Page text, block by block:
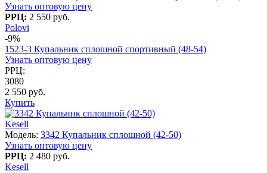
Узнать оптовую цену
РРЦ: 2 550 руб.
Polovi
-9%
1523-3 Купальник сплошной спортивный (48-54)
Узнать оптовую цену
РРЦ:
3080
2 550 руб.
Купить
Kesell
Модель: 3342 Купальник сплошной (42-50)
Узнать оптовую цену
РРЦ: 2 480 руб.
Kesell